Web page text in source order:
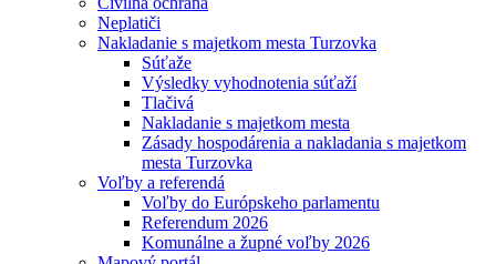
Neplatiči
Nakladanie s majetkom mesta Turzovka
Súťaže
Výsledky vyhodnotenia súťaží
Tlačivá
Nakladanie s majetkom mesta
Zásady hospodárenia a nakladania s majetkom
mesta Turzovka
Voľby a referendá
Voľby do Európskeho parlamentu
Referendum 2026
Komunálne a župné voľby 2026